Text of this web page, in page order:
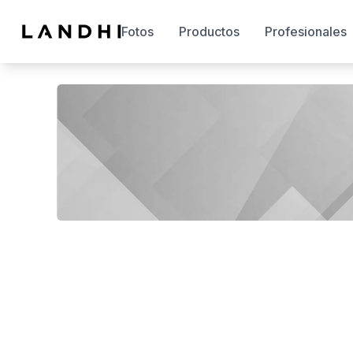
Fotos Productos Profesionales